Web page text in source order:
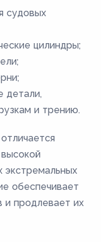
судовых
цилиндры;
детали,
и трению.
экстремальных
обеспечивает
и продлевает их